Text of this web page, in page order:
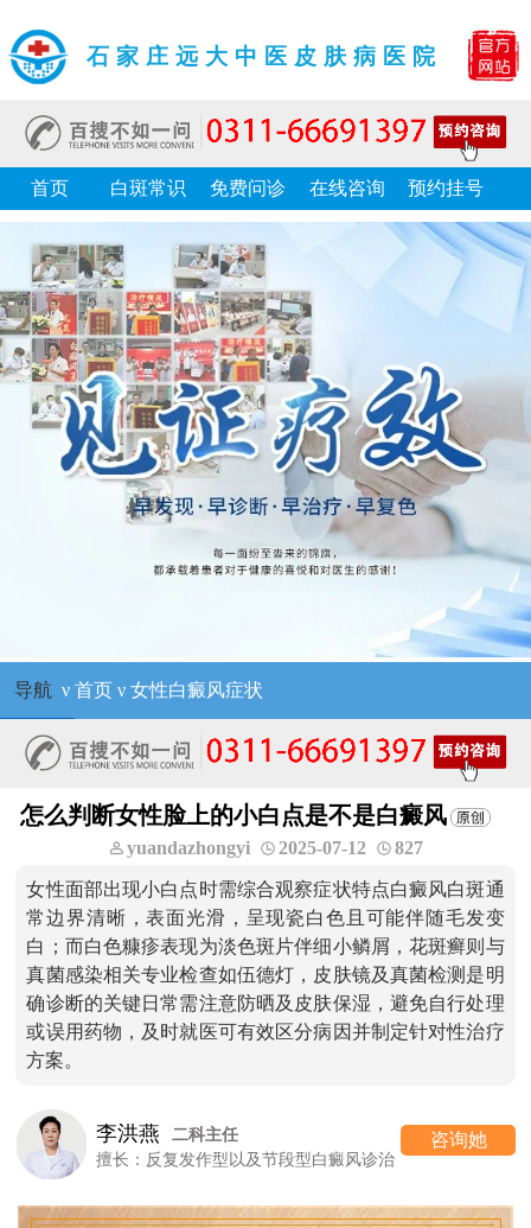
石家庄远大中医皮肤病医院
首页 白斑常识 免费问诊 在线咨询 预约挂号
导航 ν 首页ν 女性白癜风症状
怎么判断女性脸上的小白点是不是白癜风
yuandazhongyi 2025-07-12 827
女性面部出现小白点时需综合观察症状特点白癜风白斑通
常边界清晰，表面光滑，呈现瓷白色且可能伴随毛发变
白；而白色糠疹表现为淡色斑片伴细小鳞屑，花斑癣则与
真菌感染相关专业检查如伍德灯，皮肤镜及真菌检测是明
确诊断的关键日常需注意防晒及皮肤保湿，避免自行处理
或误用药物，及时就医可有效区分病因并制定针对性治疗
方案。
李洪燕
二科主任
擅长：反复发作型以及节段型白癜风诊治
咨询她